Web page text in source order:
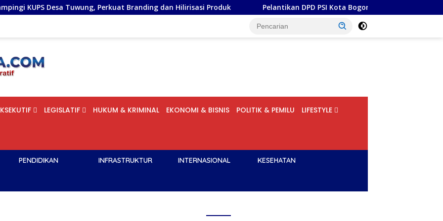
Tuwung, Perkuat Branding dan Hilirisasi Produk Pelantikan DPD PSI Kota Bogor, STS: Yang Dibutuhkan Bukan
LEGISLATIF HUKUM & KRIMINAL EKONOMI & BISNIS POLITIK & PEMILU LIFESTYLE
PENDIDIKAN INFRASTRUKTUR INTERNASIONAL KESEHATAN